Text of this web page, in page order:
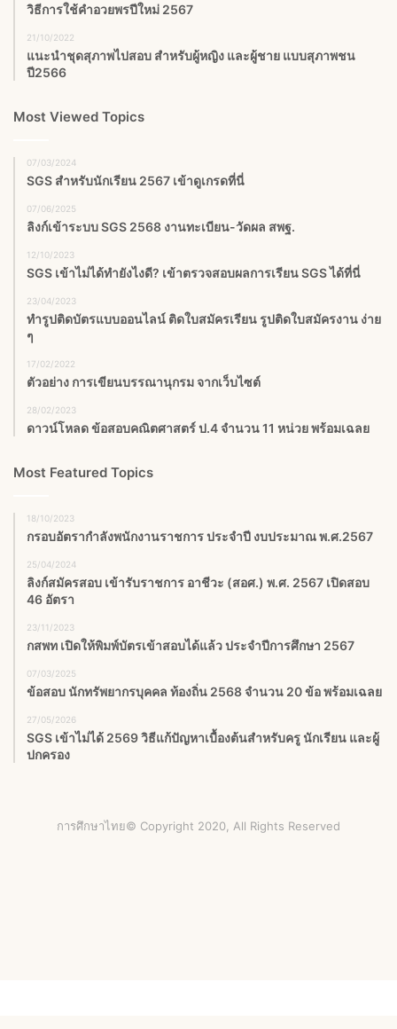
วิธีการใช้คำอวยพรปีใหม่ 2567
21/10/2022
แนะนำชุดสุภาพไปสอบ สำหรับผู้หญิง และผู้ชาย แบบสุภาพชน
ปี2566
Most Viewed Topics
07/03/2024
SGS สําหรับนักเรียน 2567 เข้าดูเกรดที่นี่
07/06/2025
ลิงก์เข้าระบบ SGS 2568 งานทะเบียน-วัดผล สพฐ.
12/10/2023
SGS เข้าไม่ได้ทำยังไงดี? เข้าตรวจสอบผลการเรียน SGS ได้ที่นี่
23/04/2023
ทำรูปติดบัตรแบบออนไลน์ ติดใบสมัครเรียน รูปติดใบสมัครงาน ง่าย
ๆ
17/02/2022
ตัวอย่าง การเขียนบรรณานุกรม จากเว็บไซต์
28/02/2023
ดาวน์โหลด ข้อสอบคณิตศาสตร์ ป.4 จำนวน 11 หน่วย พร้อมเฉลย
Most Featured Topics
18/10/2023
กรอบอัตรากำลังพนักงานราชการ ประจำปี งบประมาณ พ.ศ.2567
25/04/2024
ลิงก์สมัครสอบ เข้ารับราชการ อาชีวะ (สอศ.) พ.ศ. 2567 เปิดสอบ
46 อัตรา
23/11/2023
กสพท เปิดให้พิมพ์บัตรเข้าสอบได้แล้ว ประจำปีการศึกษา 2567
07/03/2025
ข้อสอบ นักทรัพยากรบุคคล ท้องถิ่น 2568 จำนวน 20 ข้อ พร้อมเฉลย
27/05/2026
SGS เข้าไม่ได้ 2569 วิธีแก้ปัญหาเบื้องต้นสำหรับครู นักเรียน และผู้
ปกครอง
การศึกษาไทย© Copyright 2020, All Rights Reserved